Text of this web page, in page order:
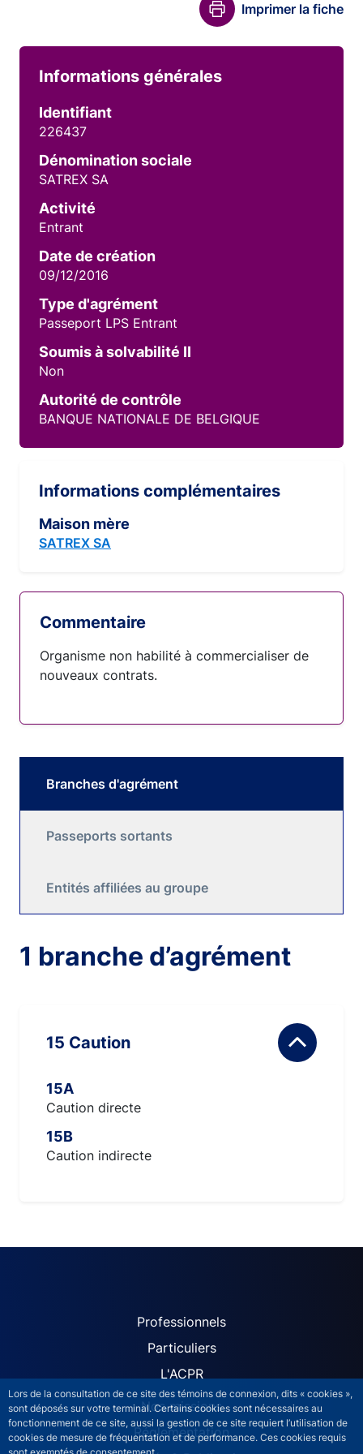
Lors de la consultation de ce site des témoins de connexion, dits « cookies »,
sont déposés sur votre terminal. Certains cookies sont nécessaires au
fonctionnement de ce site, aussi la gestion de ce site requiert l’utilisation de
cookies de mesure de fréquentation et de performance. Ces cookies requis
Imprimer la fiche
Informations générales
Identifiant
226437
Dénomination sociale
SATREX SA
Activité
Entrant
Date de création
09/12/2016
Type d'agrément
Passeport LPS Entrant
Soumis à solvabilité II
Non
Autorité de contrôle
BANQUE NATIONALE DE BELGIQUE
Informations complémentaires
Maison mère
SATREX SA
Commentaire
Organisme non habilité à commercialiser de
nouveaux contrats.
Branches d'agrément
Passeports sortants
Entités affiliées au groupe
1 branche d’agrément
15 Caution
15A
Caution directe
15B
Caution indirecte
ACPR site navigation
Professionnels
Particuliers
L'ACPR
Nos missions
Réglementation